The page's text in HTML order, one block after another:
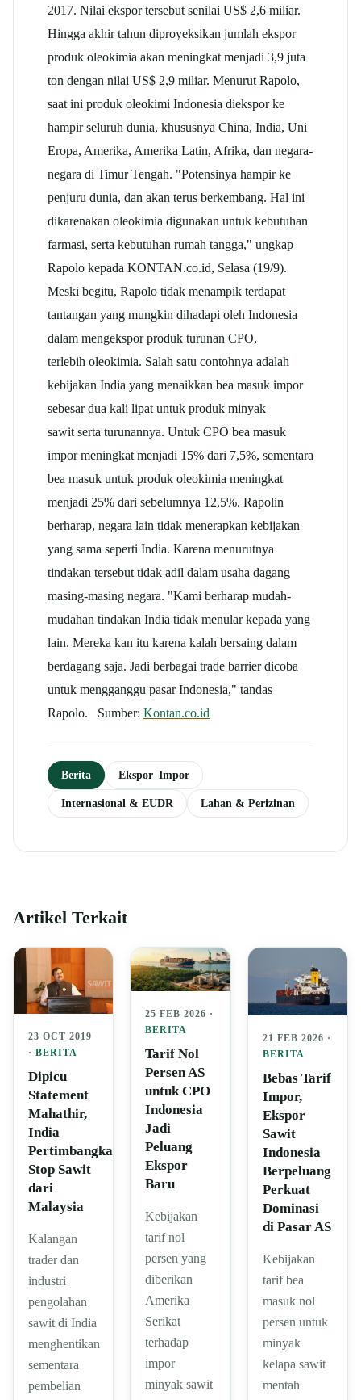
2017. Nilai ekspor tersebut senilai US$ 2,6 miliar.
Hingga akhir tahun diproyeksikan jumlah ekspor
produk oleokimia akan meningkat menjadi 3,9 juta
ton dengan nilai US$ 2,9 miliar. Menurut Rapolo,
saat ini produk oleokimi Indonesia diekspor ke
hampir seluruh dunia, khususnya China, India, Uni
Eropa, Amerika, Amerika Latin, Afrika, dan negara-
negara di Timur Tengah. "Potensinya hampir ke
penjuru dunia, dan akan terus berkembang. Hal ini
dikarenakan oleokimia digunakan untuk kebutuhan
farmasi, serta kebutuhan rumah tangga," ungkap
Rapolo kepada KONTAN.co.id, Selasa (19/9).
Meski begitu, Rapolo tidak menampik terdapat
tantangan yang mungkin dihadapi oleh Indonesia
dalam mengekspor produk turunan CPO,
terlebih oleokimia. Salah satu contohnya adalah
kebijakan India yang menaikkan bea masuk impor
sebesar dua kali lipat untuk produk minyak
sawit serta turunannya. Untuk CPO bea masuk
impor meningkat menjadi 15% dari 7,5%, sementara
bea masuk untuk produk oleokimia meningkat
menjadi 25% dari sebelumnya 12,5%. Rapolin
berharap, negara lain tidak menerapkan kebijakan
yang sama seperti India. Karena menurutnya
tindakan tersebut tidak adil dalam usaha dagang
masing-masing negara. "Kami berharap mudah-
mudahan tindakan India tidak menular kepada yang
lain. Mereka kan itu karena kalah bersaing dalam
berdagang saja. Jadi berbagai trade barrier dicoba
untuk mengganggu pasar Indonesia," tandas
Rapolo. Sumber: Kontan.co.id
Berita Ekspor–Impor
Internasional & EUDR Lahan & Perizinan
Artikel Terkait
23 OCT 2019
· BERITA
Dipicu
Statement
Mahathir,
India
Pertimbangkan
Stop Sawit
dari
Malaysia
Kalangan
trader dan
industri
pengolahan
sawit di India
menghentikan
sementara
pembelian
25 FEB 2026 ·
BERITA
Tarif Nol
Persen AS
untuk CPO
Indonesia
Jadi
Peluang
Ekspor
Baru
Kebijakan
tarif nol
persen yang
diberikan
Amerika
Serikat
terhadap
impor
minyak sawit
21 FEB 2026 ·
BERITA
Bebas Tarif
Impor,
Ekspor
Sawit
Indonesia
Berpeluang
Perkuat
Dominasi
di Pasar AS
Kebijakan
tarif bea
masuk nol
persen untuk
minyak
kelapa sawit
mentah